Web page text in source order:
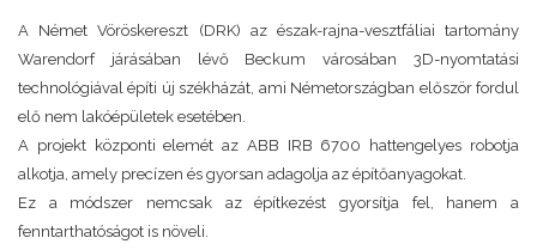
A Német Vöröskereszt (DRK) az észak-rajna-vesztfáliai tartomány
Warendorf járásában lévő Beckum városában 3D-nyomtatási
technológiával építi új székházát, ami Németországban először fordul
elő nem lakóépületek esetében.
A projekt központi elemét az ABB IRB 6700 hattengelyes robotja
alkotja, amely precízen és gyorsan adagolja az építőanyagokat.
Ez a módszer nemcsak az építkezést gyorsítja fel, hanem a
fenntarthatóságot is növeli.